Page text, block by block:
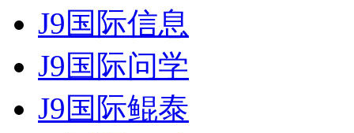
J9国际信息
J9国际问学
J9国际鲲泰